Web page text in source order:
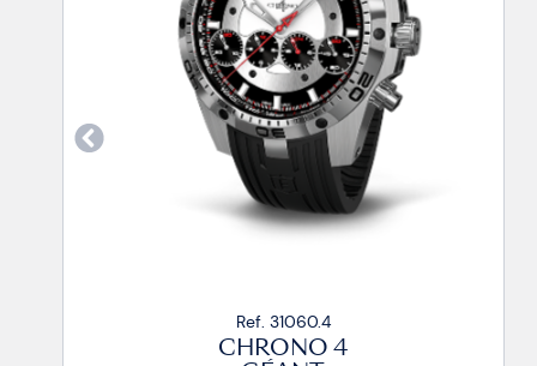
CHRONO 4